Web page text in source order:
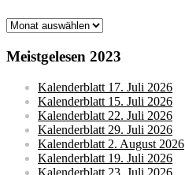
Monatsarchive
Meistgelesen 2023
Kalenderblatt 17. Juli 2026
Kalenderblatt 15. Juli 2026
Kalenderblatt 22. Juli 2026
Kalenderblatt 29. Juli 2026
Kalenderblatt 2. August 2026
Kalenderblatt 19. Juli 2026
Kalenderblatt 23. Juli 2026